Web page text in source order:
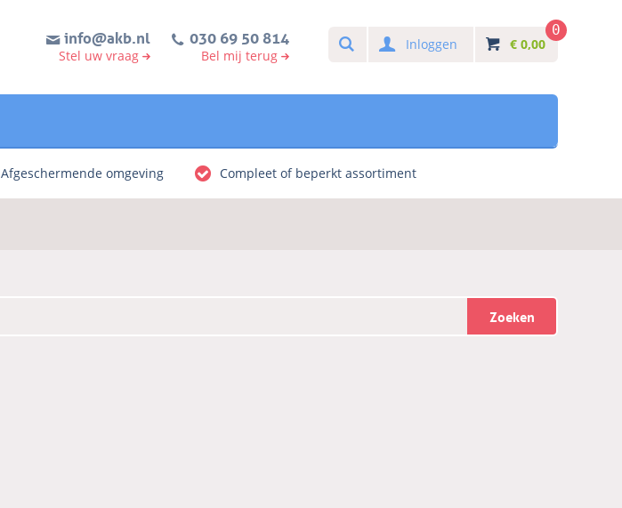
info@akb.nl
Stel uw vraag
030 69 50 814
Bel mij terug
SearchInloggen € 0,00
0
Afgeschermende omgeving Compleet of beperkt assortiment
Zoeken